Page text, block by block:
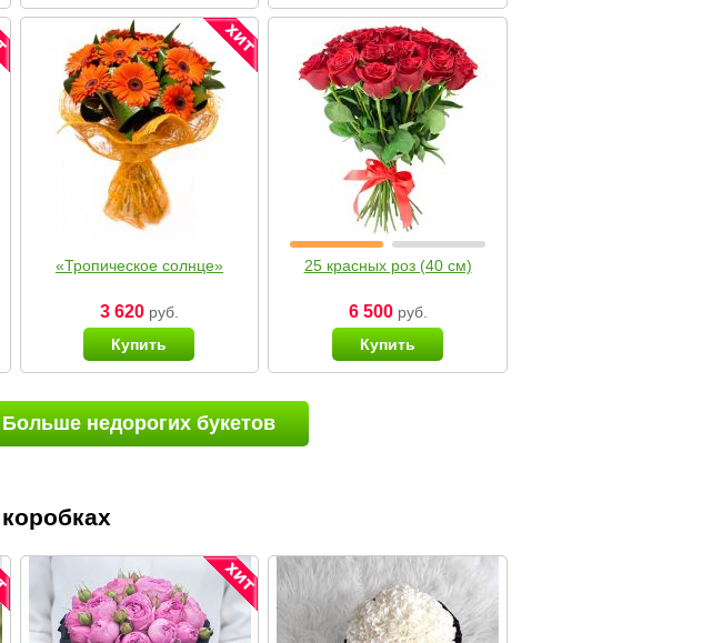
«Тропическое солнце»
3 620руб.
Купить
25 красных роз (40 см)
6 500руб.
Купить
Больше недорогих букетов